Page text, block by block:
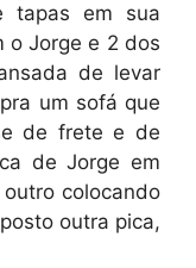
tapas em sua
o Jorge e 2 dos
de levar
um sofá que
de frete e de
de Jorge em
colocando
outra pica,